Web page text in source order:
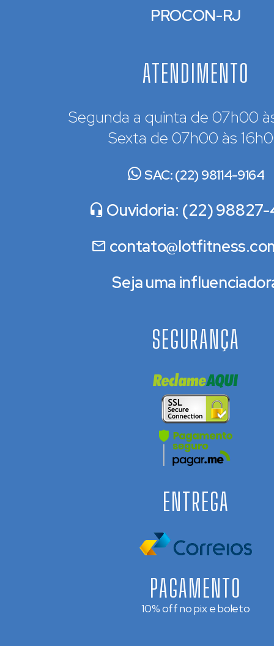
PROCON-RJ
ATENDIMENTO
Segunda a quinta de 07h00
Sexta de 07h00 às
SAC: (22) 98114-9164
Ouvidoria: (22) 98827-
Seja uma
PAGAMENTO
10% off no pix e boleto
ENTREGA
SEGURANÇA